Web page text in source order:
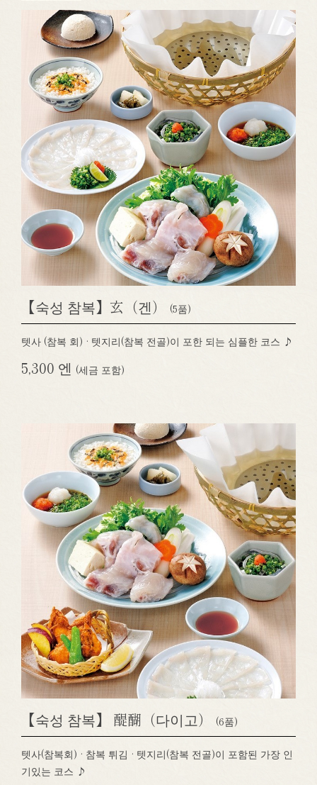
【숙성 참복】玄（겐） (5품)
텟사 (참복 회) · 텟지리(참복 전골)이 포한 되는 심플한 코스 ♪
5,300 엔 (세금 포함)
【숙성 참복】 醍醐（다이고） (6품)
텟사(참복회) · 참복 튀김 · 텟지리(참복 전골)이 포함된 가장 인
기있는 코스 ♪